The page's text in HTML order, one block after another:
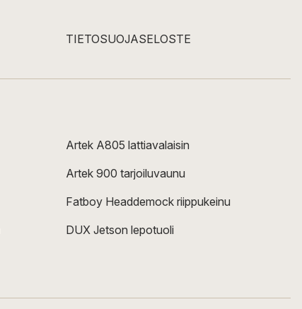
TIETOSUOJASELOSTE
Artek A805 lattiavalaisin
Artek 900 tarjoiluvaunu
Fatboy Headdemock riippukeinu
DUX Jetson lepotuoli